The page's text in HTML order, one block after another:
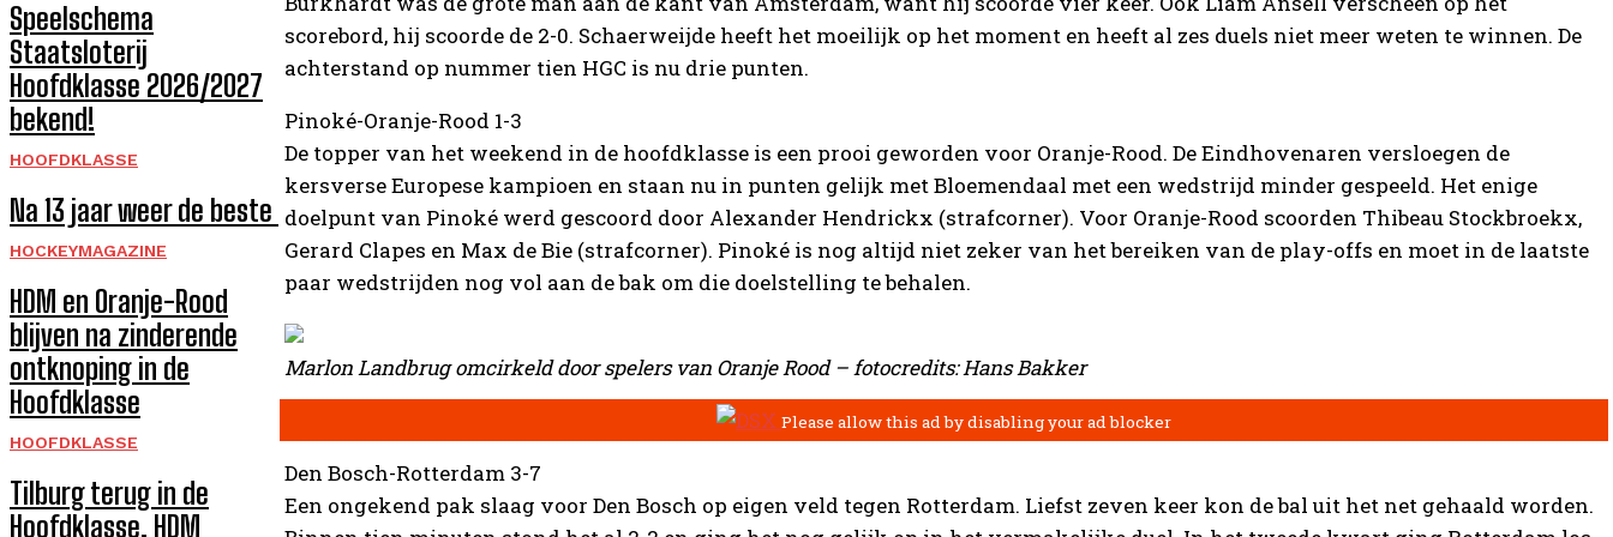
Speelschema
Staatsloterij
Hoofdklasse 2026/2027
bekend!
HOOFDKLASSE
Na 13 jaar weer de beste
HOCKEYMAGAZINE
HDM en Oranje-Rood
blijven na zinderende
ontknoping in de
Hoofdklasse
HOOFDKLASSE
Tilburg terug in de
Hoofdklasse, HDM
scorebord, hij scoorde de 2-0. Schaerweijde heeft het moeilijk op het moment en heeft al zes duels niet meer weten te winnen. De
achterstand op nummer tien HGC is nu drie punten.
Pinoké-Oranje-Rood 1-3
De topper van het weekend in de hoofdklasse is een prooi geworden voor Oranje-Rood. De Eindhovenaren versloegen de
kersverse Europese kampioen en staan nu in punten gelijk met Bloemendaal met een wedstrijd minder gespeeld. Het enige
doelpunt van Pinoké werd gescoord door Alexander Hendrickx (strafcorner). Voor Oranje-Rood scoorden Thibeau Stockbroekx,
Gerard Clapes en Max de Bie (strafcorner). Pinoké is nog altijd niet zeker van het bereiken van de play-offs en moet in de laatste
paar wedstrijden nog vol aan de bak om die doelstelling te behalen.
Marlon Landbrug omcirkeld door spelers van Oranje Rood – fotocredits: Hans Bakker
Den Bosch-Rotterdam 3-7
Een ongekend pak slaag voor Den Bosch op eigen veld tegen Rotterdam. Liefst zeven keer kon de bal uit het net gehaald worden.